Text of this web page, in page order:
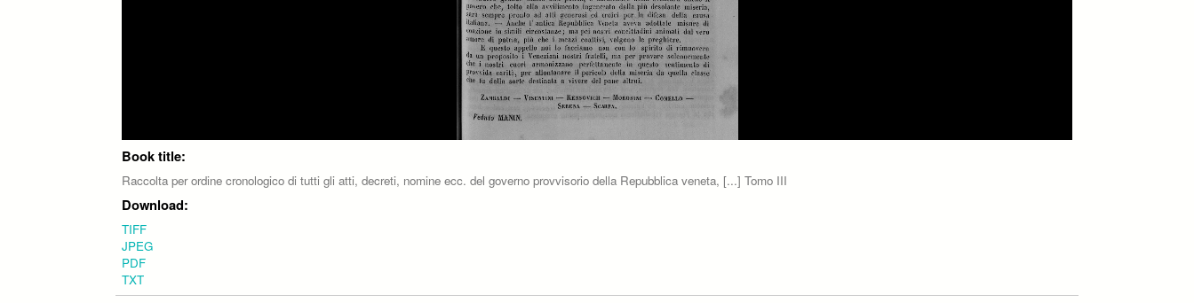
Book title:
Raccolta per ordine cronologico di tutti gli atti, decreti, nomine ecc. del governo provvisorio della Repubblica veneta, [...] Tomo III
Download:
TIFF
JPEG
PDF
TXT